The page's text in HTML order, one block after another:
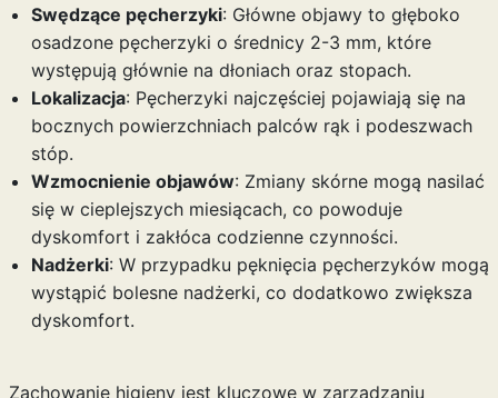
Swędzące pęcherzyki: Główne objawy to głęboko
osadzone pęcherzyki o średnicy 2-3 mm, które
występują głównie na dłoniach oraz stopach.
Lokalizacja: Pęcherzyki najczęściej pojawiają się na
bocznych powierzchniach palców rąk i podeszwach
stóp.
Wzmocnienie objawów: Zmiany skórne mogą nasilać
się w cieplejszych miesiącach, co powoduje
dyskomfort i zakłóca codzienne czynności.
Nadżerki: W przypadku pęknięcia pęcherzyków mogą
wystąpić bolesne nadżerki, co dodatkowo zwiększa
dyskomfort.
Zachowanie higieny jest kluczowe w zarządzaniu